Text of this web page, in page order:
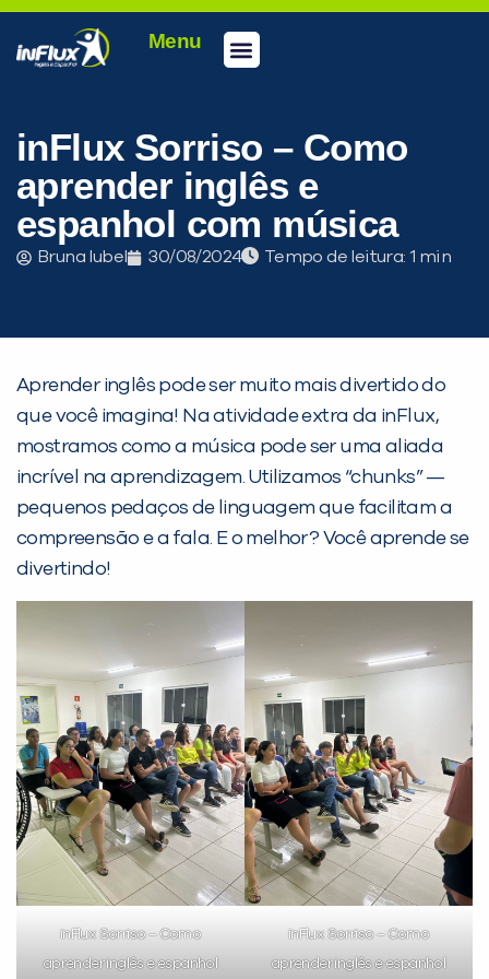
Menu
inFlux Sorriso – Como
aprender inglês e
espanhol com música
Bruna Iubel 30/08/2024 Tempo de leitura:
Aprender inglês pode ser muito mais divertido do
que você imagina! Na atividade extra da inFlux,
mostramos como a música pode ser uma aliada
incrível na aprendizagem. Utilizamos “chunks” —
pequenos pedaços de linguagem que facilitam a
compreensão e a fala. E o melhor? Você aprende se
divertindo!
inFlux Sorriso – Como
aprender inglês e espanhol
inFlux Sorriso – Como
aprender inglês e espanhol
PEÇA UMA DEMONSTRAÇÃO DE MÉTODO
Desculpe!
Não encontramos nenhuma unidade
inFlux nesta cidade ou bairro que
você digitou.